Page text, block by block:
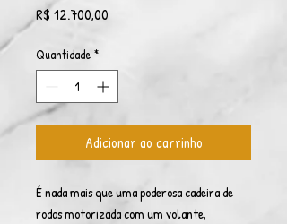
R$ 12.700,00
Quantidade *
Adicionar ao carrinho
É nada mais que uma poderosa cadeira de
rodas motorizada com um volante,